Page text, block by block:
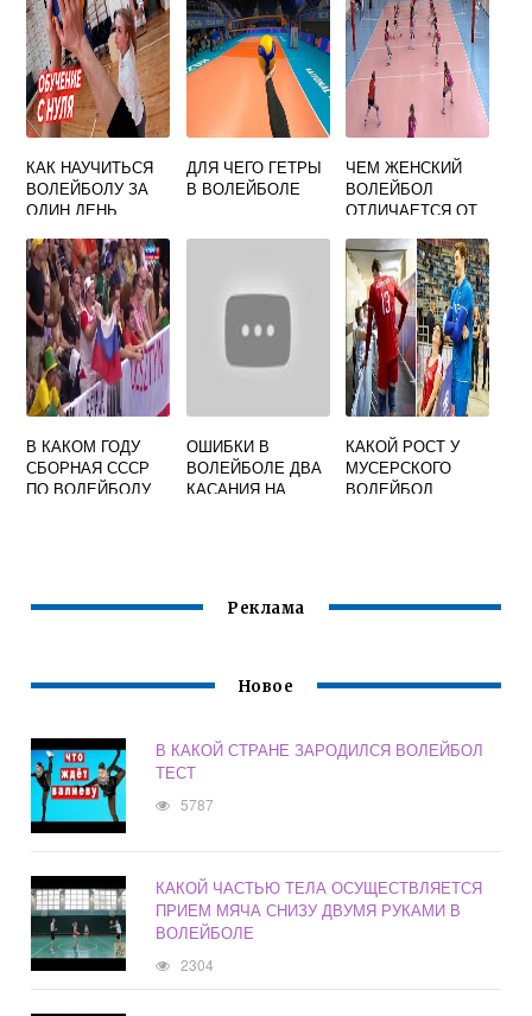
КАК НАУЧИТЬСЯ
ВОЛЕЙБОЛУ ЗА
ОДИН ДЕНЬ
ДЛЯ ЧЕГО ГЕТРЫ
В ВОЛЕЙБОЛЕ
ЧЕМ ЖЕНСКИЙ
ВОЛЕЙБОЛ
ОТЛИЧАЕТСЯ ОТ
В КАКОМ ГОДУ
СБОРНАЯ СССР
ПО ВОЛЕЙБОЛУ
ОШИБКИ В
ВОЛЕЙБОЛЕ ДВА
КАСАНИЯ НА
КАКОЙ РОСТ У
МУСЕРСКОГО
ВОЛЕЙБОЛ
Реклама
Новое
В КАКОЙ СТРАНЕ ЗАРОДИЛСЯ ВОЛЕЙБОЛ
ТЕСТ
5787
КАКОЙ ЧАСТЬЮ ТЕЛА ОСУЩЕСТВЛЯЕТСЯ
ПРИЕМ МЯЧА СНИЗУ ДВУМЯ РУКАМИ В
ВОЛЕЙБОЛЕ
2304